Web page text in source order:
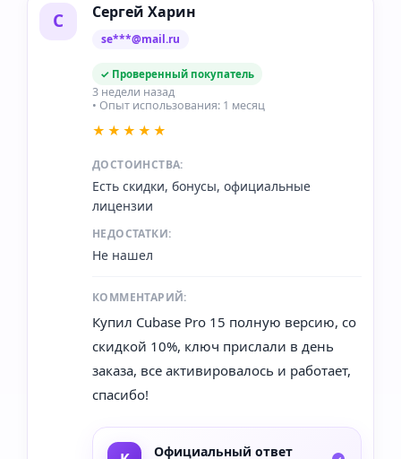
С Сергей Харин
se***@mail.ru
✓ Проверенный покупатель
3 недели назад
• Опыт использования: 1 месяц
★★★★★
ДОСТОИНСТВА:
Есть скидки, бонусы, официальные
лицензии
НЕДОСТАТКИ:
Не нашел
КОММЕНТАРИЙ:
Купил Cubase Pro 15 полную версию, со
скидкой 10%, ключ прислали в день
заказа, все активировалось и работает,
спасибо!
Официальный ответ